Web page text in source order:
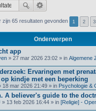
zijn 65 resultaten gevonden 1 2 3
Onderwerpen
app
» 27 mar 2026 23:02 » in Algemene
Ervaringen met
kindje met een beperking
18 mar 2026 21:49 » in Psychologie &
A believer's guide to the
» 13 feb 2026 16:44 » in [Religie] -